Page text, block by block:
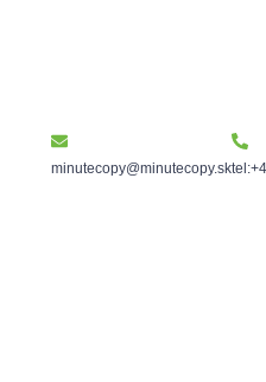
minutecopy@minutecopy.sk